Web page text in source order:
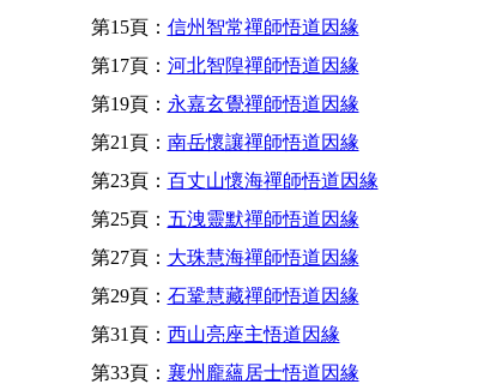
第15頁： 信州智常禪師悟道因緣
第17頁： 河北智隍禪師悟道因緣
第19頁： 永嘉玄覺禪師悟道因緣
第21頁： 南岳懷讓禪師悟道因緣
第23頁： 百丈山懷海禪師悟道因緣
第25頁： 五洩靈默禪師悟道因緣
第27頁： 大珠慧海禪師悟道因緣
第29頁： 石鞏慧藏禪師悟道因緣
第31頁： 西山亮座主悟道因緣
第33頁： 襄州龐蘊居士悟道因緣